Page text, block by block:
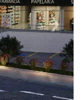
›Next